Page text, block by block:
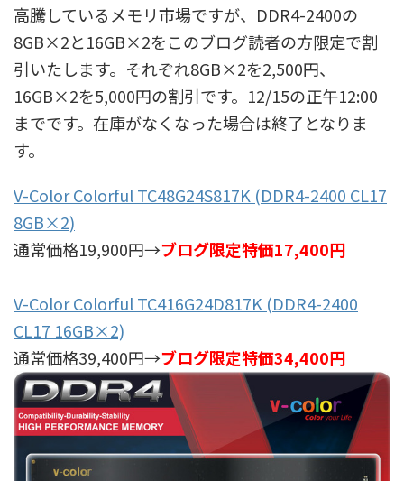
高騰しているメモリ市場ですが、DDR4-2400の
8GB×2と16GB×2をこのブログ読者の方限定で割
引いたします。それぞれ8GB×2を2,500円、
16GB×2を5,000円の割引です。12/15の正午12:00
までです。在庫がなくなった場合は終了となりま
す。
V-Color Colorful TC48G24S817K (DDR4-2400 CL17
8GB×2)
通常価格19,900円→ブログ限定特価17,400円
V-Color Colorful TC416G24D817K (DDR4-2400
CL17 16GB×2)
通常価格39,400円→ブログ限定特価34,400円